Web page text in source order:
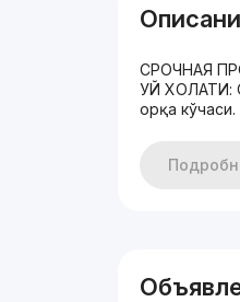
СРОЧНАЯ
УЙ ХОЛАТИ:
орқа